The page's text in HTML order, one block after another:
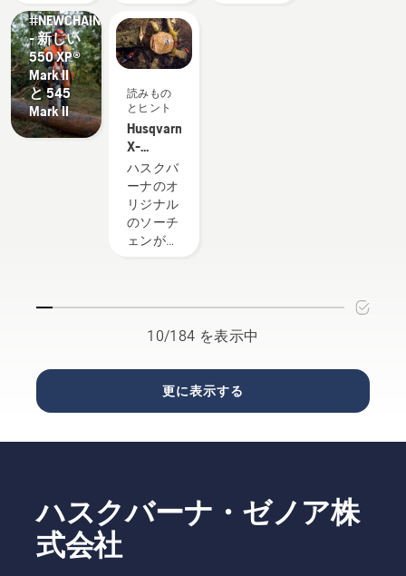
ソーチェ
ンにたる
みがある
と外れや
すくな
り、重傷
や時には
です。給
油のたび
にソーチ
りを点検
しいソー
チェン
は、慣ら
#NEWCHAINSAWGENERATION
- 新しい
550 XP®
Mark II
と 545
Mark II
ェンを選
択するこ
とが重要
こでは、
考慮すべ
きいくつ
かのポイ
ントをご
紹介しま
す。
読みもの
とヒント
Husqvarna
X-
CUT™：
より優
れたソ
ーチェ
ンのデ
ハスクバ
ーナのオ
リジナル
のソーチ
ェンが初
チェンは
すべての
るスウェ
ーデンの
造されて
究開発を
始動し、
オフにな
っている
ことを確
す。チェ
を木の幹
から数セ
10/184 を表示中
更に表示する
ハスクバーナ・ゼノア株
式会社